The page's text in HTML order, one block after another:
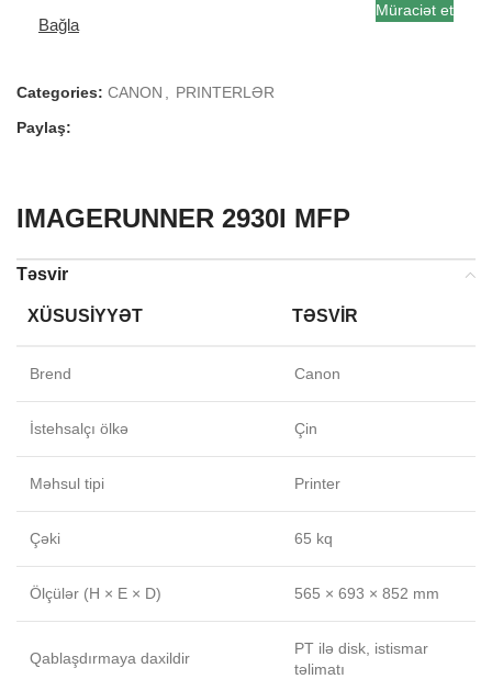
Bağla
Müraciət et
Categories: CANON
PRINTERLƏR
Paylaş:
IMAGERUNNER 2930I MFP
Təsvir
XÜSUSIYYƏT TƏSVIR
Brend Canon
İstehsalçı ölkə Çin
Məhsul tipi Printer
Çəki 65 kq
Ölçülər (H × E × D) 565 × 693 × 852 mm
Qablaşdırmaya daxildir
PT ilə disk, istismar
təlimatı